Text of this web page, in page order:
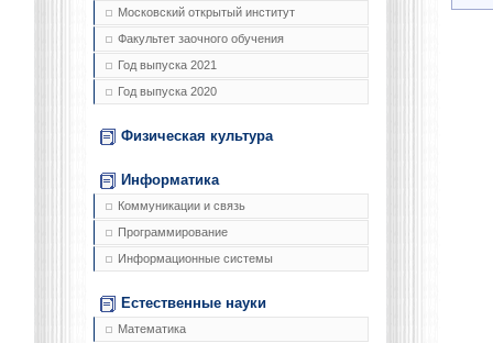
Московский открытый институт
Факультет заочного обучения
Год выпуска 2021
Год выпуска 2020
Физическая культура
Информатика
Коммуникации и связь
Программирование
Информационные системы
Естественные науки
Математика